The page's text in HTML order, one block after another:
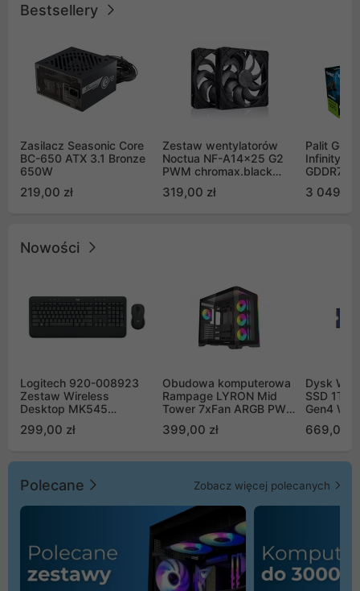
Bestsellery
Zasilacz Seasonic Core
BC-650 ATX 3.1 Bronze
650W
219,00 zł
Zestaw wentylatorów
Noctua NF-A14x25 G2
PWM chromax.black
Push Pull (2szt)
319,00 zł
Palit
Infinity 3
GDDR7
GB2050S)
3 049,00
Nowości
Logitech 920-008923
Zestaw Wireless
Desktop MK545
299,00 zł
Obudowa komputerowa
Rampage LYRON Mid
Tower 7xFan ARGB PWM
399,00 zł
Dysk WD
SSD 1TB
Gen4
669,00
Polecane Zobacz więcej polecanych